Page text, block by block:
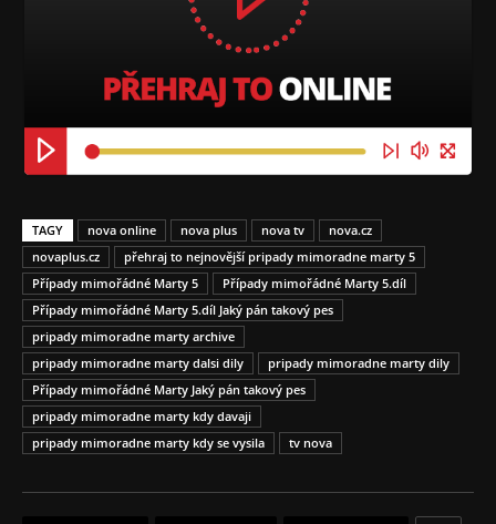
TAGY nova online nova plus nova tv
nova.cz
novaplus.cz
přehraj to nejnovější pripady mimoradne marty 5
Případy mimořádné Marty 5
Případy mimořádné Marty 5.díl
Případy mimořádné Marty 5.díl Jaký pán takový pes
pripady mimoradne marty archive
pripady mimoradne marty dalsi dily
pripady mimoradne marty dily
Případy mimořádné Marty Jaký pán takový pes
pripady mimoradne marty kdy davaji
pripady mimoradne marty kdy se vysila
tv nova